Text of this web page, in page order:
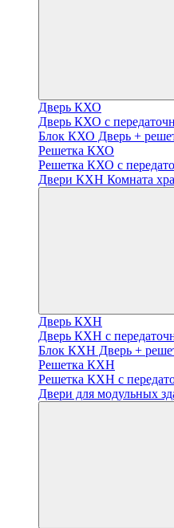
Дверь КХО
Дверь КХО с
Блок КХО Дверь +
Решетка КХО
Решетка КХО с
Двери КХН Комната
Дверь КХН
Дверь КХН с
Блок КХН Дверь +
Решетка КХН
Решетка КХН с
Двери для модульных